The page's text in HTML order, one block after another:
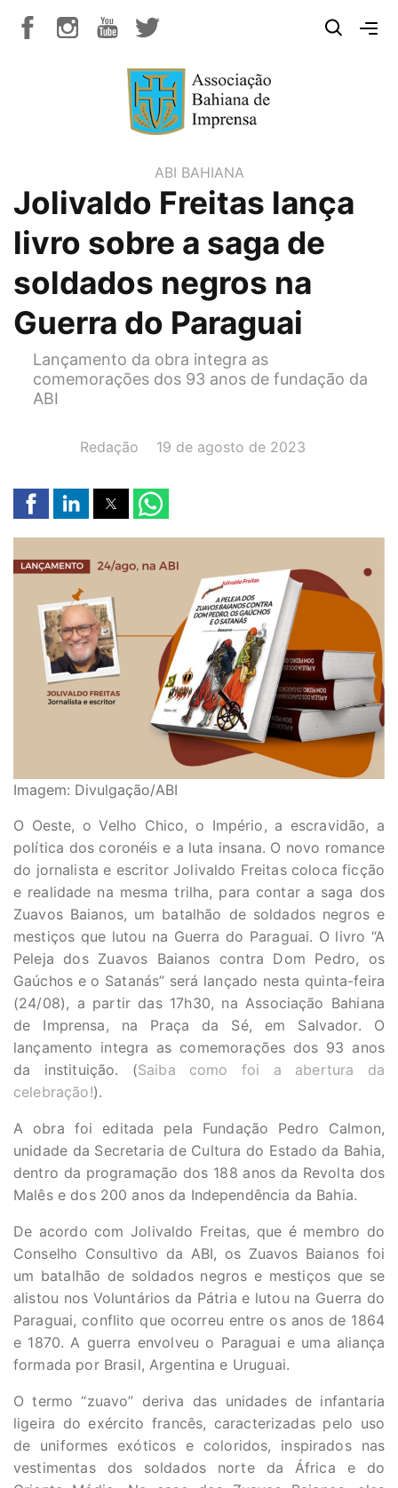
ABI BAHIANA
Jolivaldo Freitas lança
livro sobre a saga de
soldados negros na
Guerra do Paraguai
Lançamento da obra integra as
comemorações dos 93 anos de fundação da
ABI
AUTOR(A):
Redação DATA:
19 de agosto de 2023
Imagem: Divulgação/ABI
O Oeste, o Velho Chico, o Império, a escravidão, a
política dos coronéis e a luta insana. O novo romance
do jornalista e escritor Jolivaldo Freitas coloca ficção
e realidade na mesma trilha, para contar a saga dos
Zuavos Baianos, um batalhão de soldados negros e
mestiços que lutou na Guerra do Paraguai. O livro “A
Peleja dos Zuavos Baianos contra Dom Pedro, os
Gaúchos e o Satanás” será lançado nesta quinta-feira
(24/08), a partir das 17h30, na Associação Bahiana
de Imprensa, na Praça da Sé, em Salvador. O
lançamento integra as comemorações dos 93 anos
da instituição. (Saiba como foi a abertura da
celebração!).
A obra foi editada pela Fundação Pedro Calmon,
unidade da Secretaria de Cultura do Estado da Bahia,
dentro da programação dos 188 anos da Revolta dos
Malês e dos 200 anos da Independência da Bahia.
De acordo com Jolivaldo Freitas, que é membro do
Conselho Consultivo da ABI, os Zuavos Baianos foi
um batalhão de soldados negros e mestiços que se
alistou nos Voluntários da Pátria e lutou na Guerra do
Paraguai, conflito que ocorreu entre os anos de 1864
e 1870. A guerra envolveu o Paraguai e uma aliança
formada por Brasil, Argentina e Uruguai.
O termo “zuavo” deriva das unidades de infantaria
ligeira do exército francês, caracterizadas pelo uso
de uniformes exóticos e coloridos, inspirados nas
vestimentas dos soldados norte da África e do